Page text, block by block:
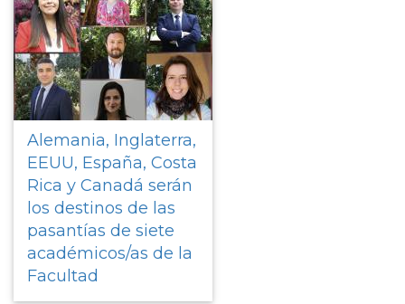
Alemania, Inglaterra,
EEUU, España, Costa
Rica y Canadá serán
los destinos de las
pasantías de siete
académicos/as de la
Facultad